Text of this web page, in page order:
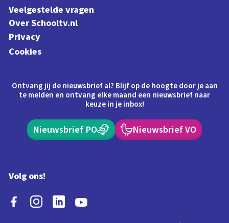
Veelgestelde vragen
Over Schooltv.nl
Privacy
Cookies
Ontvang jij de nieuwsbrief al? Blijf op de hoogte door je aan
te melden en ontvang elke maand een nieuwsbrief naar
keuze in je inbox!
Nieuwsbrief PO Nieuwsbrief VO
Volg ons!